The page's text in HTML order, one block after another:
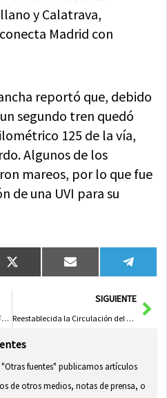
y Calatrava,
Madrid con
reportó que, debido
segundo tren quedó
125 de la vía,
Algunos de los
mareos, por lo que fue
de una UVI para su
Compartir
en
X
(Twitter)
Compartir
en
Email
en
Trágico Accidente en Turleque: Fallece una Mujer de 67 Años y Otra Resulta Herida
SIGUIENTE
Reestablecida la Circulación del Tren Almería-Madrid Detenido en Argamasilla
"Otras fuentes" publicamos artículos
de otros medios, notas de prensa, o